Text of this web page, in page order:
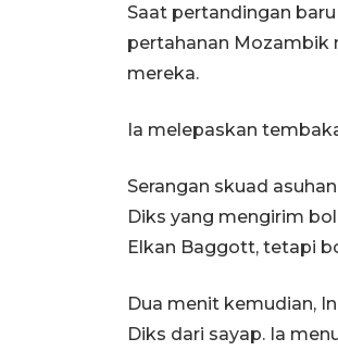
Saat pertandingan
pertahanan Mozambik
mereka.
Ia melepaskan
Serangan skuad
Diks yang mengirim
Elkan Baggott, tetapi
Dua menit kemudian,
Diks dari sayap. Ia